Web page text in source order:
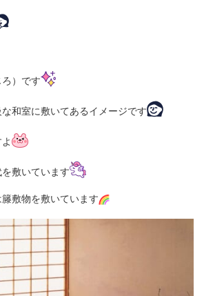
）です
和室に敷いてあるイメージです
敷いています
敷物を敷いています